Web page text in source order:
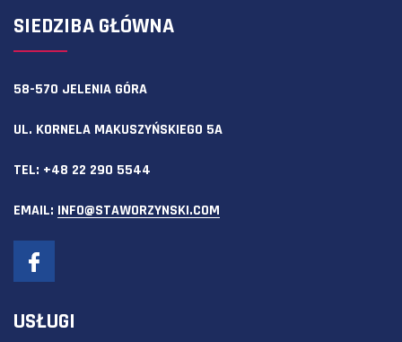
SIEDZIBA GŁÓWNA
58-570 JELENIA GÓRA
UL. KORNELA MAKUSZYŃSKIEGO 5A
TEL: +48 22 290 5544
EMAIL: INFO@STAWORZYNSKI.COM
USŁUGI